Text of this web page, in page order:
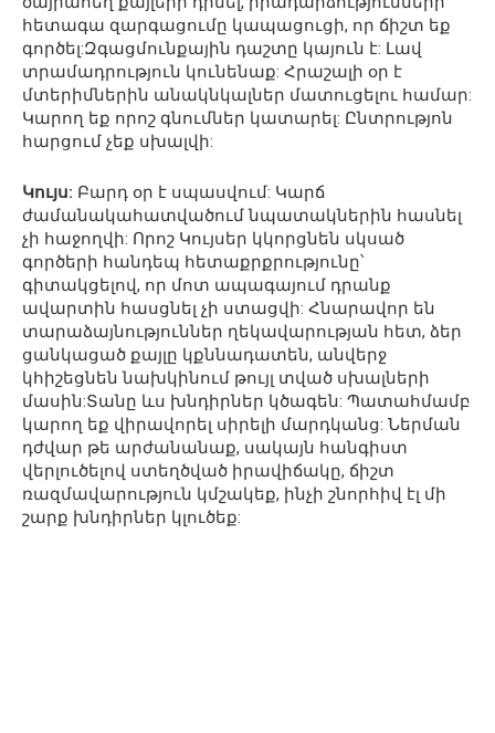
հետագա զարգացումը կապացուցի, որ ճիշտ եք
գործել:Զգացմունքային դաշտը կայուն է: Լավ
տրամադրություն կունենաք: Հրաշալի օր է
մտերիմներին անակնկալներ մատուցելու համար:
Կարող եք որոշ գնումներ կատարել: Ընտրությոն
հարցում չեք սխալվի:
Կույս: Բարդ օր է սպասվում: Կարճ
ժամանակահատվածում նպատակներին հասնել
չի հաջողվի: Որոշ Կույսեր կկորցնեն սկսած
գործերի հանդեպ հետաքրքրությունը՝
գիտակցելով, որ մոտ ապագայում դրանք
ավարտին հասցնել չի ստացվի: Հնարավոր են
տարաձայնություններ ղեկավարության հետ, ձեր
ցանկացած քայլը կքննադատեն, անվերջ
կհիշեցնեն նախկինում թույլ տված սխալների
մասին:Տանը ևս խնդիրներ կծագեն: Պատահմամբ
կարող եք վիրավորել սիրելի մարդկանց: Ներման
դժվար թե արժանանաք, սակայն հանգիստ
վերլուծելով ստեղծված իրավիճակը, ճիշտ
ռազմավարություն կմշակեք, ինչի շնորհիվ էլ մի
շարք խնդիրներ կլուծեք: